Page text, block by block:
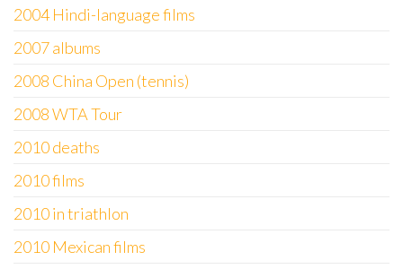
2004 Hindi-language films
2007 albums
2008 China Open (tennis)
2008 WTA Tour
2010 deaths
2010 films
2010 in triathlon
2010 Mexican films